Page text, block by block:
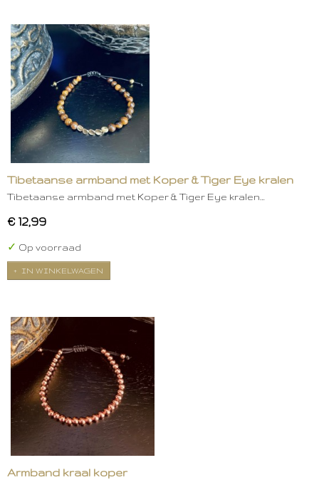
Tibetaanse armband met Koper & Tiger Eye kralen
Tibetaanse armband met Koper & Tiger Eye kralen…
€ 12,99
✓ Op voorraad
IN WINKELWAGEN
Armband kraal koper